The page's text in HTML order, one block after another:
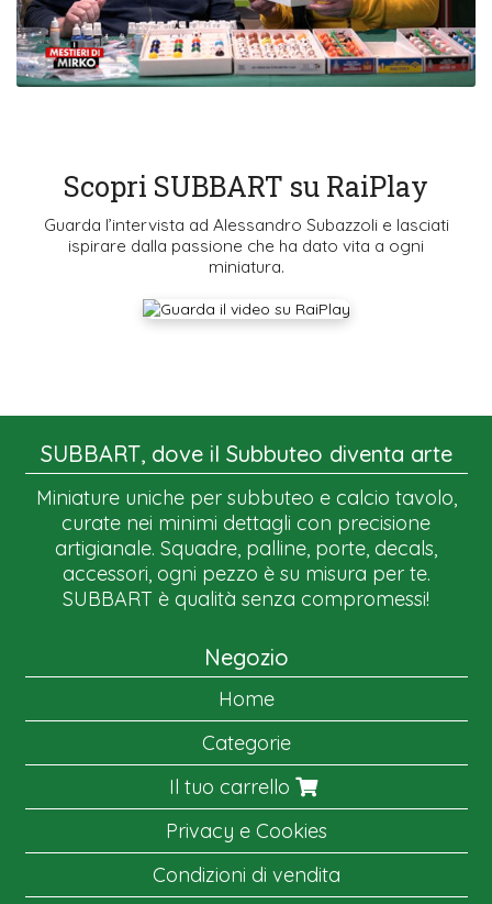
Scopri SUBBART su RaiPlay
Guarda l’intervista ad Alessandro Subazzoli e lasciati
ispirare dalla passione che ha dato vita a ogni
miniatura.
SUBBART, dove il Subbuteo diventa arte
Miniature uniche per subbuteo e calcio tavolo,
curate nei minimi dettagli con precisione
artigianale. Squadre, palline, porte, decals,
accessori, ogni pezzo è su misura per te.
SUBBART è qualità senza compromessi!
Negozio
Home
Categorie
Il tuo carrello
Privacy e Cookies
Condizioni di vendita